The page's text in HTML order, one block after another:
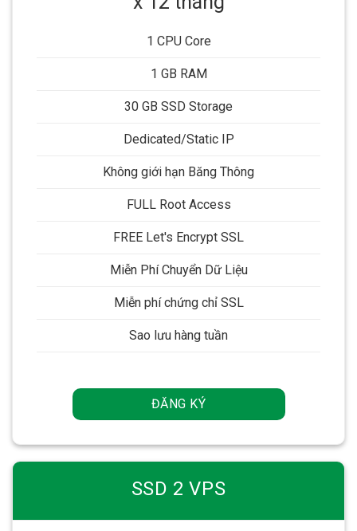
1 CPU Core
1 GB RAM
30 GB SSD Storage
Dedicated/Static IP
Không giới hạn Băng Thông
FULL Root Access
FREE Let's Encrypt SSL
Miễn Phí Chuyển Dữ Liệu
Miễn phí chứng chỉ SSL
Sao lưu hàng tuần
ĐĂNG KÝ
SSD 2 VPS